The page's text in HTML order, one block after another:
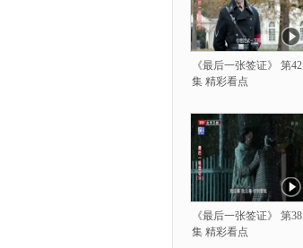
《最后一张签证》 第42
集 精彩看点
《最后一张签证》 第38
集 精彩看点